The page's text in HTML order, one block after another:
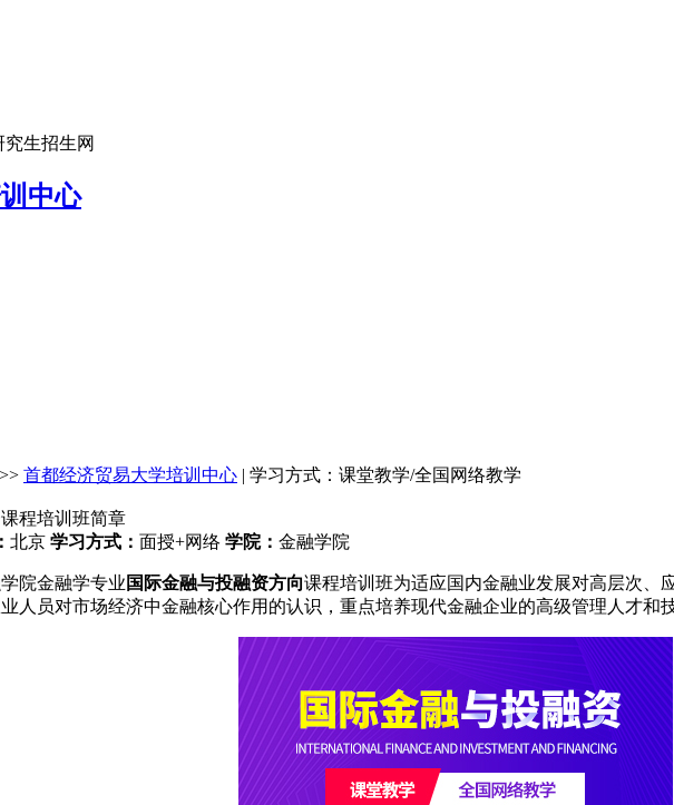
生招生网
中心
>> 首都经济贸易大学培训中心 | 学习方式：课堂教学/全国网络教学
程培训班简章
北京 学习方式： 面授+网络 学院： 金融学院
院金融学专业 国际金融与投融资方向课程培训班为适应国内金融业发展对高层次、
人员对市场经济中金融核心作用的认识，重点培养现代金融企业的高级管理人才和